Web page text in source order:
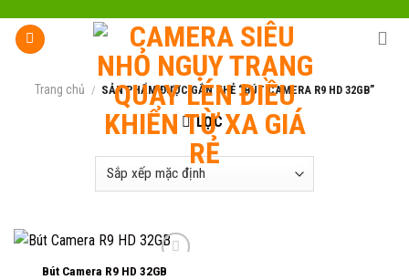
content
Trang chủ / SẢN PHẨM ĐƯỢC GẮN THẺ “BÚT CAMERA R9 HD 32GB”
LỌC
Bút Camera R9 HD 32GB